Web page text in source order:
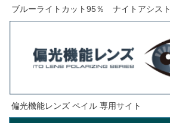
ブルーライトカット95％ ナイトアシスト
偏光機能レンズ ペイル 専用サイト